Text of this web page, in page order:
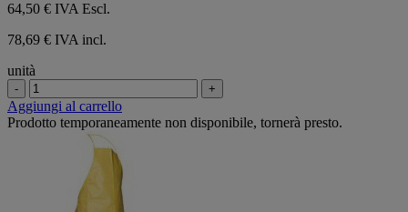
64,50 € IVA Escl.
78,69 € IVA incl.
unità
- +
Aggiungi al carrello
Prodotto temporaneamente non disponibile, tornerà presto.